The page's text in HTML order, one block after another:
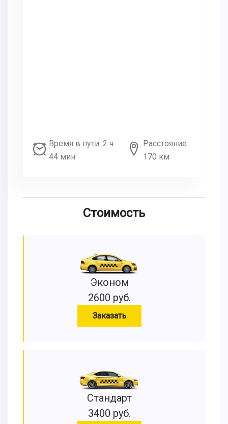
Время в пути: 2 ч
44 мин
Расстояние:
170 км
Стоимость
Эконом
2600 руб.
Заказать
Стандарт
3400 руб.